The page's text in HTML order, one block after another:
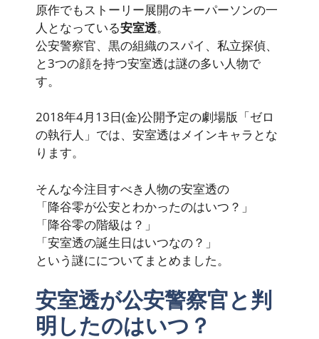
原作でもストーリー展開のキーパーソンの一
人となっている安室透。
公安警察官、黒の組織のスパイ、私立探偵、
と3つの顔を持つ安室透は謎の多い人物で
す。
2018年4月13日(金)公開予定の劇場版「ゼロ
の執行人」では、安室透はメインキャラとな
ります。
そんな今注目すべき人物の安室透の
「降谷零が公安とわかったのはいつ？」
「降谷零の階級は？」
「安室透の誕生日はいつなの？」
という謎にについてまとめました。
安室透が公安警察官と判
明したのはいつ？